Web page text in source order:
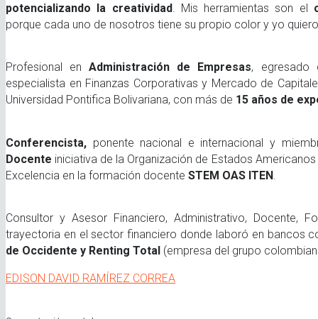
potencializando la creatividad. Mis herramientas son el
porque cada uno de nosotros tiene su propio color y yo
Profesional enAdministración de Empresas, egresado
especialista en Finanzas Corporativas y Mercado de
Universidad Pontifica Bolivariana, con más de 15 años de
Conferencista, ponente nacional e internacional y
Docente iniciativa de la Organización de Estados Americanos
Excelencia en la formación docente STEM OAS ITEN
Consultor y Asesor Financiero, Administrativo, Docente,
trayectoria en el sector financiero donde laboró en bancos
de Occidente y Renting Total (empresa del grupo
EDISON DAVID RAMÍREZ CORREA